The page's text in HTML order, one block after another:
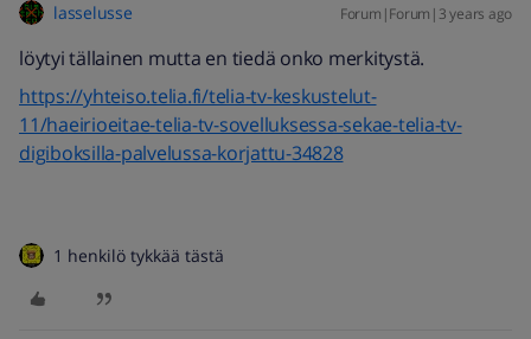
lasselusse Forum|Forum|3 years ago
löytyi tällainen mutta en tiedä onko merkitystä.
https://yhteiso.telia.fi/telia-tv-keskustelut-
11/haeirioeitae-telia-tv-sovelluksessa-sekae-telia-tv-
digiboksilla-palvelussa-korjattu-34828
1 henkilö tykkää tästä